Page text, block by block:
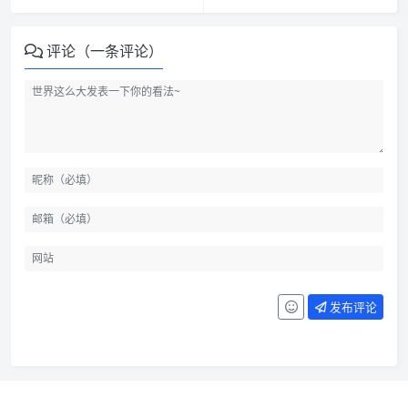
评论（一条评论）
发布评论